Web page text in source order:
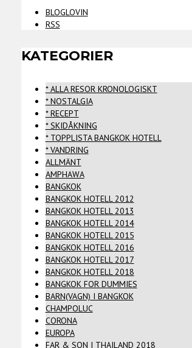
BLOGLOVIN
RSS
KATEGORIER
* ALLA RESOR KRONOLOGISKT
* NOSTALGIA
* RECEPT
* SKIDÅKNING
* TOPPLISTA BANGKOK HOTELL
* VANDRING
ALLMÄNT
AMPHAWA
BANGKOK
BANGKOK HOTELL 2012
BANGKOK HOTELL 2013
BANGKOK HOTELL 2014
BANGKOK HOTELL 2015
BANGKOK HOTELL 2016
BANGKOK HOTELL 2017
BANGKOK HOTELL 2018
BANGKOK FOR DUMMIES
BARN(VAGN) I BANGKOK
CHAMPOLUC
CORONA
EUROPA
FAR & SON I THAILAND 2018